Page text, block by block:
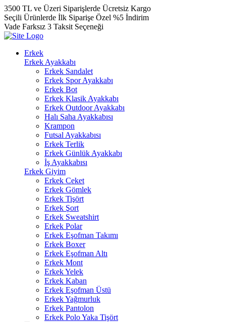
3500 TL ve Üzeri Siparişlerde Ücretsiz Kargo
Seçili Ürünlerde İlk Siparişe Özel %5 İndirim
Vade Farksız 3 Taksit Seçeneği
Erkek
Erkek Ayakkabı
Erkek Sandalet
Erkek Spor Ayakkabı
Erkek Bot
Erkek Klasik Ayakkabı
Erkek Outdoor Ayakkabı
Halı Saha Ayakkabısı
Krampon
Futsal Ayakkabısı
Erkek Terlik
Erkek Günlük Ayakkabı
İş Ayakkabısı
Erkek Giyim
Erkek Ceket
Erkek Gömlek
Erkek Tişört
Erkek Şort
Erkek Sweatshirt
Erkek Polar
Erkek Eşofman Takımı
Erkek Boxer
Erkek Eşofman Altı
Erkek Mont
Erkek Yelek
Erkek Kaban
Erkek Eşofman Üstü
Erkek Yağmurluk
Erkek Pantolon
Erkek Polo Yaka Tişört